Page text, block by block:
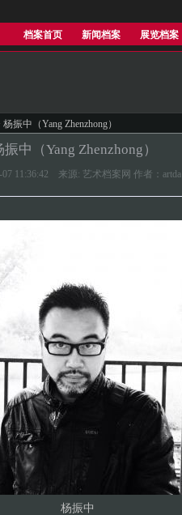
档案首页 新闻档案 展览档案
杨振中（Yang Zhenzhong）
振中（Yang Zhenzhong）
07 11:36:42 来源: 艺术档案网 作者：artda
杨振中